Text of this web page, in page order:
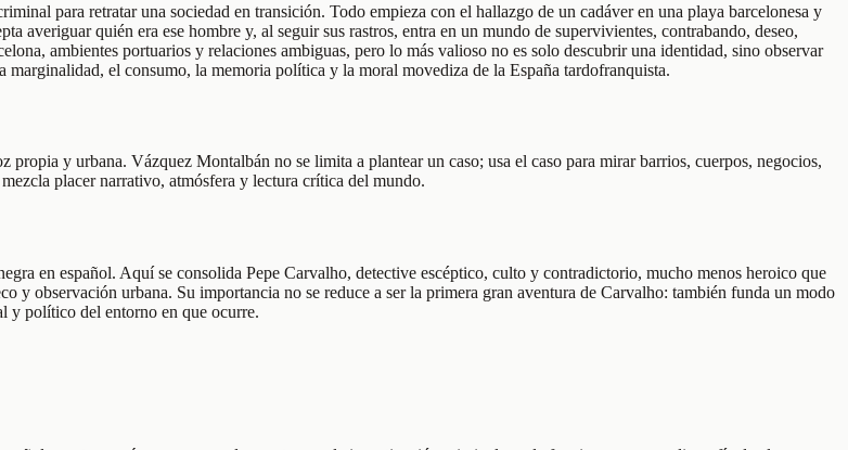
para retratar una sociedad en transición. Todo empieza con el hallazgo de un cadáver en una playa barcelonesa y
averiguar quién era ese hombre y, al seguir sus rastros, entra en un mundo de supervivientes, contrabando, deseo,
ambientes portuarios y relaciones ambiguas, pero lo más valioso no es solo descubrir una identidad, sino observar
el consumo, la memoria política y la moral movediza de la España tardofranquista.
y urbana. Vázquez Montalbán no se limita a plantear un caso; usa el caso para mirar barrios, cuerpos, negocios,
placer narrativo, atmósfera y lectura crítica del mundo.
en español. Aquí se consolida Pepe Carvalho, detective escéptico, culto y contradictorio, mucho menos heroico que
y observación urbana. Su importancia no se reduce a ser la primera gran aventura de Carvalho: también funda un modo
y político del entorno en que ocurre.